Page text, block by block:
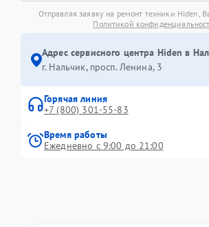
Отправляя заявку на ремонт техники Hiden,
Политикой
Адрес сервисного центра Hiden в
г. Нальчик, просп. Ленина, 3
Горячая линия
+7 (800) 301-55-83
Время работы
Ежедневно с 9:00 до 21:00